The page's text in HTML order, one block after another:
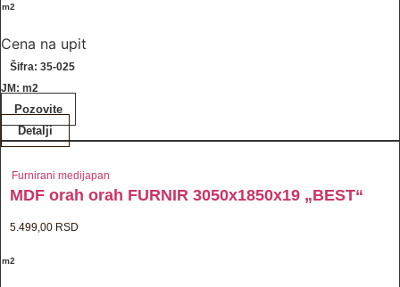
m2
Cena na upit
Šifra: 35-025
JM: m2
Pozovite
Detalji
Furnirani medijapan
MDF orah orah FURNIR 3050x1850x19 „BEST“
5.499,00 RSD
m2